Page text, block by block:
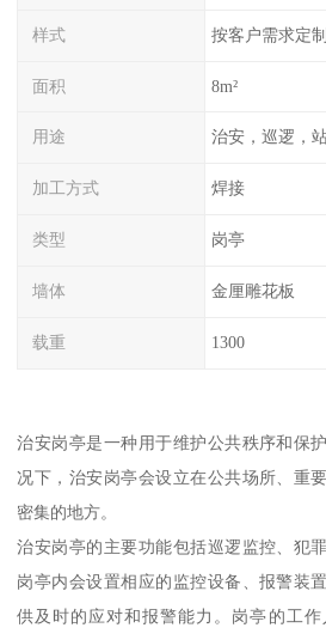
样式 按客户需求定
面积 8m²
用途 治安，巡逻，
加工方式 焊接
类型 岗亭
墙体 金厘雕花板
载重 1300
治安岗亭是一种用于维护公共秩序和保
况下，治安岗亭会设立在公共场所、重
密集的地方。
治安岗亭的主要功能包括巡逻监控、犯
岗亭内会设置相应的监控设备、报警装
供及时的应对和报警能力。岗亭的工